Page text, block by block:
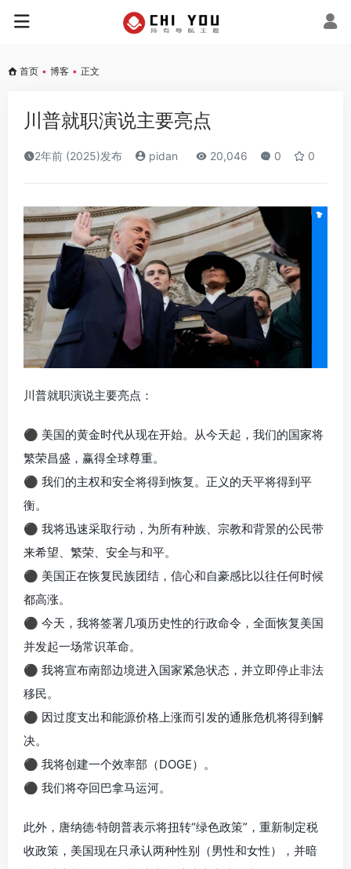
首页 • 博客 • 正文
川普就职演说主要亮点
2年前 (2025)发布 pidan 20,046 0 0
川普就职演说主要亮点：
⚫ 美国的黄金时代从现在开始。从今天起，我们的国家将
繁荣昌盛，赢得全球尊重。
⚫ 我们的主权和安全将得到恢复。正义的天平将得到平
衡。
⚫ 我将迅速采取行动，为所有种族、宗教和背景的公民带
来希望、繁荣、安全与和平。
⚫ 美国正在恢复民族团结，信心和自豪感比以往任何时候
都高涨。
⚫ 今天，我将签署几项历史性的行政命令，全面恢复美国
并发起一场常识革命。
⚫ 我将宣布南部边境进入国家紧急状态，并立即停止非法
移民。
⚫ 因过度支出和能源价格上涨而引发的通胀危机将得到解
决。
⚫ 我将创建一个效率部（DOGE）。
⚫ 我们将夺回巴拿马运河。
此外，唐纳德·特朗普表示将扭转“绿色政策”，重新制定税
收政策，美国现在只承认两种性别（男性和女性），并暗